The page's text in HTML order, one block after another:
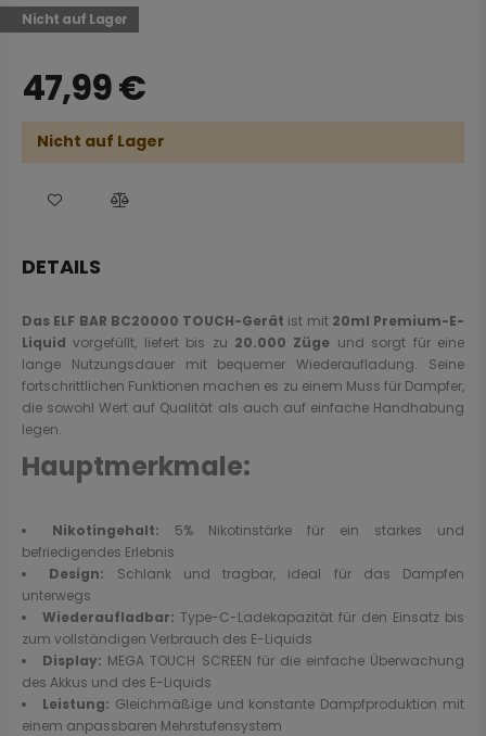
Nicht auf Lager
47,99€
Nicht auf Lager
DETAILS
Das ELF BAR BC20000 TOUCH-Gerät ist mit 20ml Premium-E-
Liquid vorgefüllt, liefert bis zu 20.000 Züge und sorgt für eine
lange Nutzungsdauer mit bequemer Wiederaufladung. Seine
fortschrittlichen Funktionen machen es zu einem Muss für Dampfer,
die sowohl Wert auf Qualität als auch auf einfache Handhabung
legen.
Hauptmerkmale:
Nikotingehalt: 5% Nikotinstärke für ein starkes und
befriedigendes Erlebnis
Design: Schlank und tragbar, ideal für das Dampfen
unterwegs
Wiederaufladbar: Type-C-Ladekapazität für den Einsatz bis
zum vollständigen Verbrauch des E-Liquids
Display: MEGA TOUCH SCREEN für die einfache Überwachung
des Akkus und des E-Liquids
Leistung: Gleichmäßige und konstante Dampfproduktion mit
einem anpassbaren Mehrstufensystem